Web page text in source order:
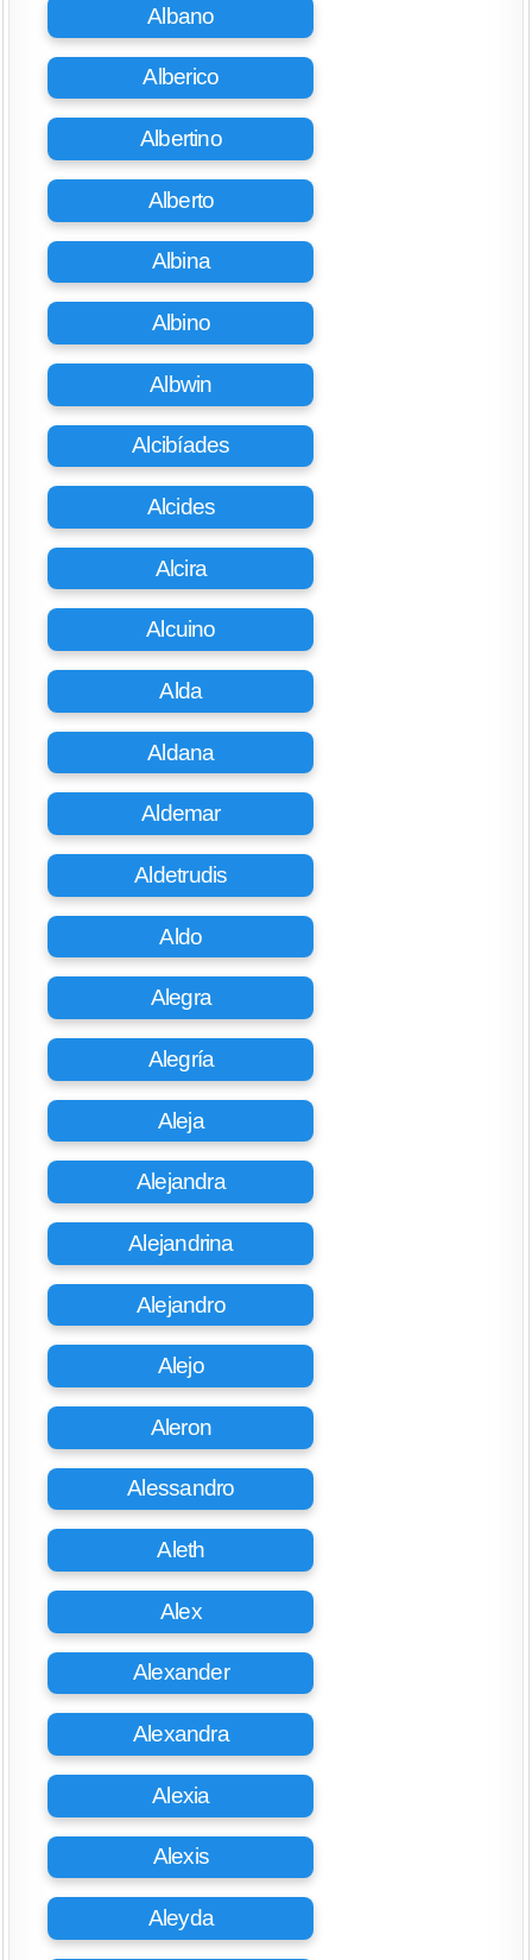
Albano
Alberico
Albertino
Alberto
Albina
Albino
Albwin
Alcibíades
Alcides
Alcira
Alcuino
Alda
Aldana
Aldemar
Aldetrudis
Aldo
Alegra
Alegría
Aleja
Alejandra
Alejandrina
Alejandro
Alejo
Aleron
Alessandro
Aleth
Alex
Alexander
Alexandra
Alexia
Alexis
Aleyda